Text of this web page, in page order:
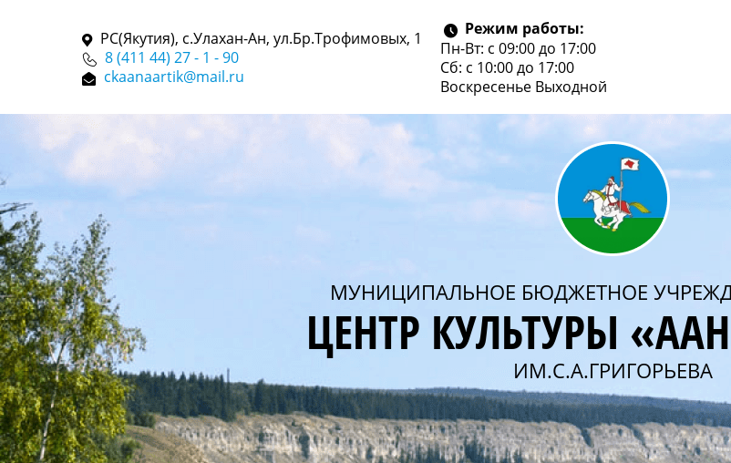
РС(Якутия), с.Улахан-Ан, ул.Бр.Трофимовых, 1
8 (411 44) 27 - 1 - 90
ckaanaartik@mail.ru
Режим работы:
Пн-Вт: с 09:00 до 17:00
Сб: с 10:00 до 17:00
Воскресенье Выходной
МУНИЦИПАЛЬНОЕ БЮДЖЕТНОЕ
ЦЕНТР КУЛЬТУРЫ
ИМ.С.А.ГРИГОРЬЕВА